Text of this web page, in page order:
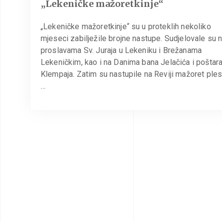
„Lekeničke mažoretkinje“
„Lekeničke mažoretkinje“ su u proteklih nekoliko
mjeseci zabilježile brojne nastupe. Sudjelovale su
proslavama Sv. Juraja u Lekeniku i Brežanama
Lekeničkim, kao i na Danima bana Jelačića i poštara
Klempaja. Zatim su nastupile na Reviji mažoret